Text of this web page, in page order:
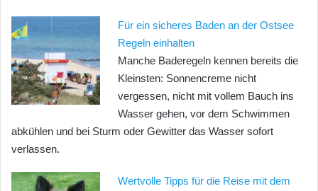
Für ein sicheres Baden an der Ostsee
Regeln einhalten
Manche Baderegeln kennen bereits die
Kleinsten: Sonnencreme nicht
vergessen, nicht mit vollem Bauch ins
Wasser gehen, vor dem Schwimmen
abkühlen und bei Sturm oder Gewitter das Wasser sofort
verlassen.
Wertvolle Tipps für die Reise mit dem